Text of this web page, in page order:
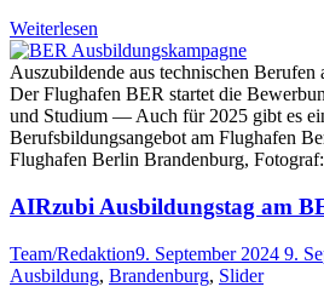
Weiterlesen
Auszubildende aus technischen
Der Flughafen BER startet die
und Studium — Auch für 2025 gibt es
Berufsbildungsangebot am Flughafen
Flughafen Berlin Brandenburg,
AIRzubi Ausbildungstag am
Team/Redaktion9. September 2024 9.
Ausbildung, Brandenburg, Slider